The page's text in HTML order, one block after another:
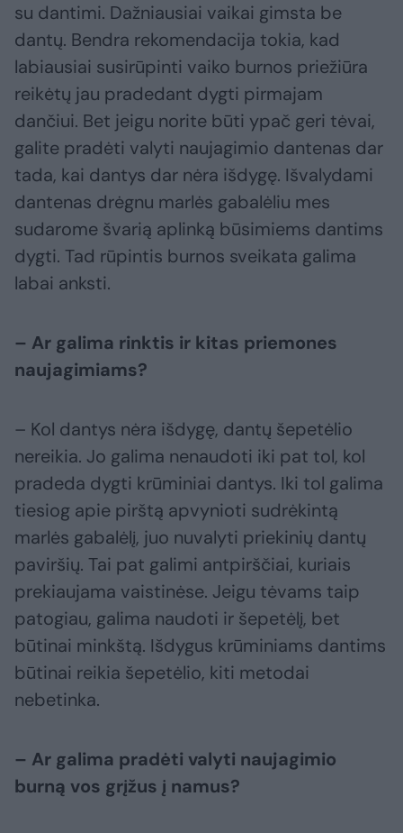
su dantimi. Dažniausiai vaikai gimsta be
dantų. Bendra rekomendacija tokia, kad
labiausiai susirūpinti vaiko burnos priežiūra
reikėtų jau pradedant dygti pirmajam
dančiui. Bet jeigu norite būti ypač geri tėvai,
galite pradėti valyti naujagimio dantenas dar
tada, kai dantys dar nėra išdygę. Išvalydami
dantenas drėgnu marlės gabalėliu mes
sudarome švarią aplinką būsimiems dantims
dygti. Tad rūpintis burnos sveikata galima
labai anksti.
– Ar galima rinktis ir kitas priemones
naujagimiams?
– Kol dantys nėra išdygę, dantų šepetėlio
nereikia. Jo galima nenaudoti iki pat tol, kol
pradeda dygti krūminiai dantys. Iki tol galima
tiesiog apie pirštą apvynioti sudrėkintą
marlės gabalėlį, juo nuvalyti priekinių dantų
paviršių. Tai pat galimi antpirščiai, kuriais
prekiaujama vaistinėse. Jeigu tėvams taip
patogiau, galima naudoti ir šepetėlį, bet
būtinai minkštą. Išdygus krūminiams dantims
būtinai reikia šepetėlio, kiti metodai
nebetinka.
– Ar galima pradėti valyti naujagimio
burną vos grįžus į namus?